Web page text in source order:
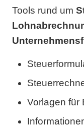
Tools rund um
Vorlagen für